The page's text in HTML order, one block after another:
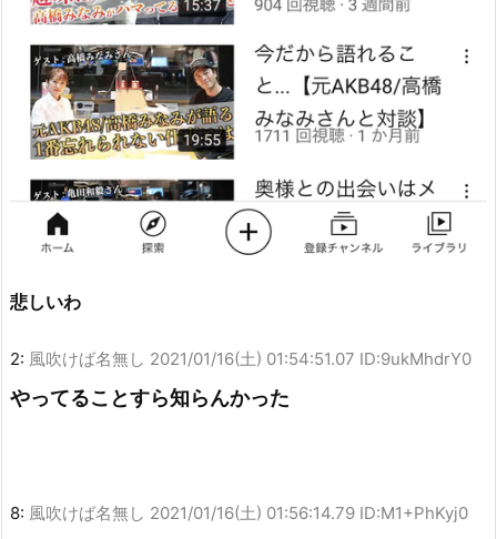
悲しいわ
2: 風吹けば名無し 2021/01/16(土) 01:54:51.07 ID:9ukMhdrY0
やってることすら知らんかった
8: 風吹けば名無し 2021/01/16(土) 01:56:14.79 ID:M1+PhKyj0